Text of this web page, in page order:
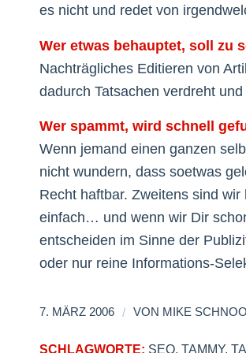
es nicht und redet von
Wer etwas behauptet, soll zu
Nachträgliches Editieren von
dadurch Tatsachen verdreht
Wer spammt, wird schnell
Wenn jemand einen ganzen
nicht wundern, dass soetwas
Recht haftbar. Zweitens sind
einfach… und wenn wir Dir
entscheiden im Sinne der
oder nur reine Informations-
7. MÄRZ 2006 / VON MIKE
SCHLAGWORTE: SEO, TAMMY,